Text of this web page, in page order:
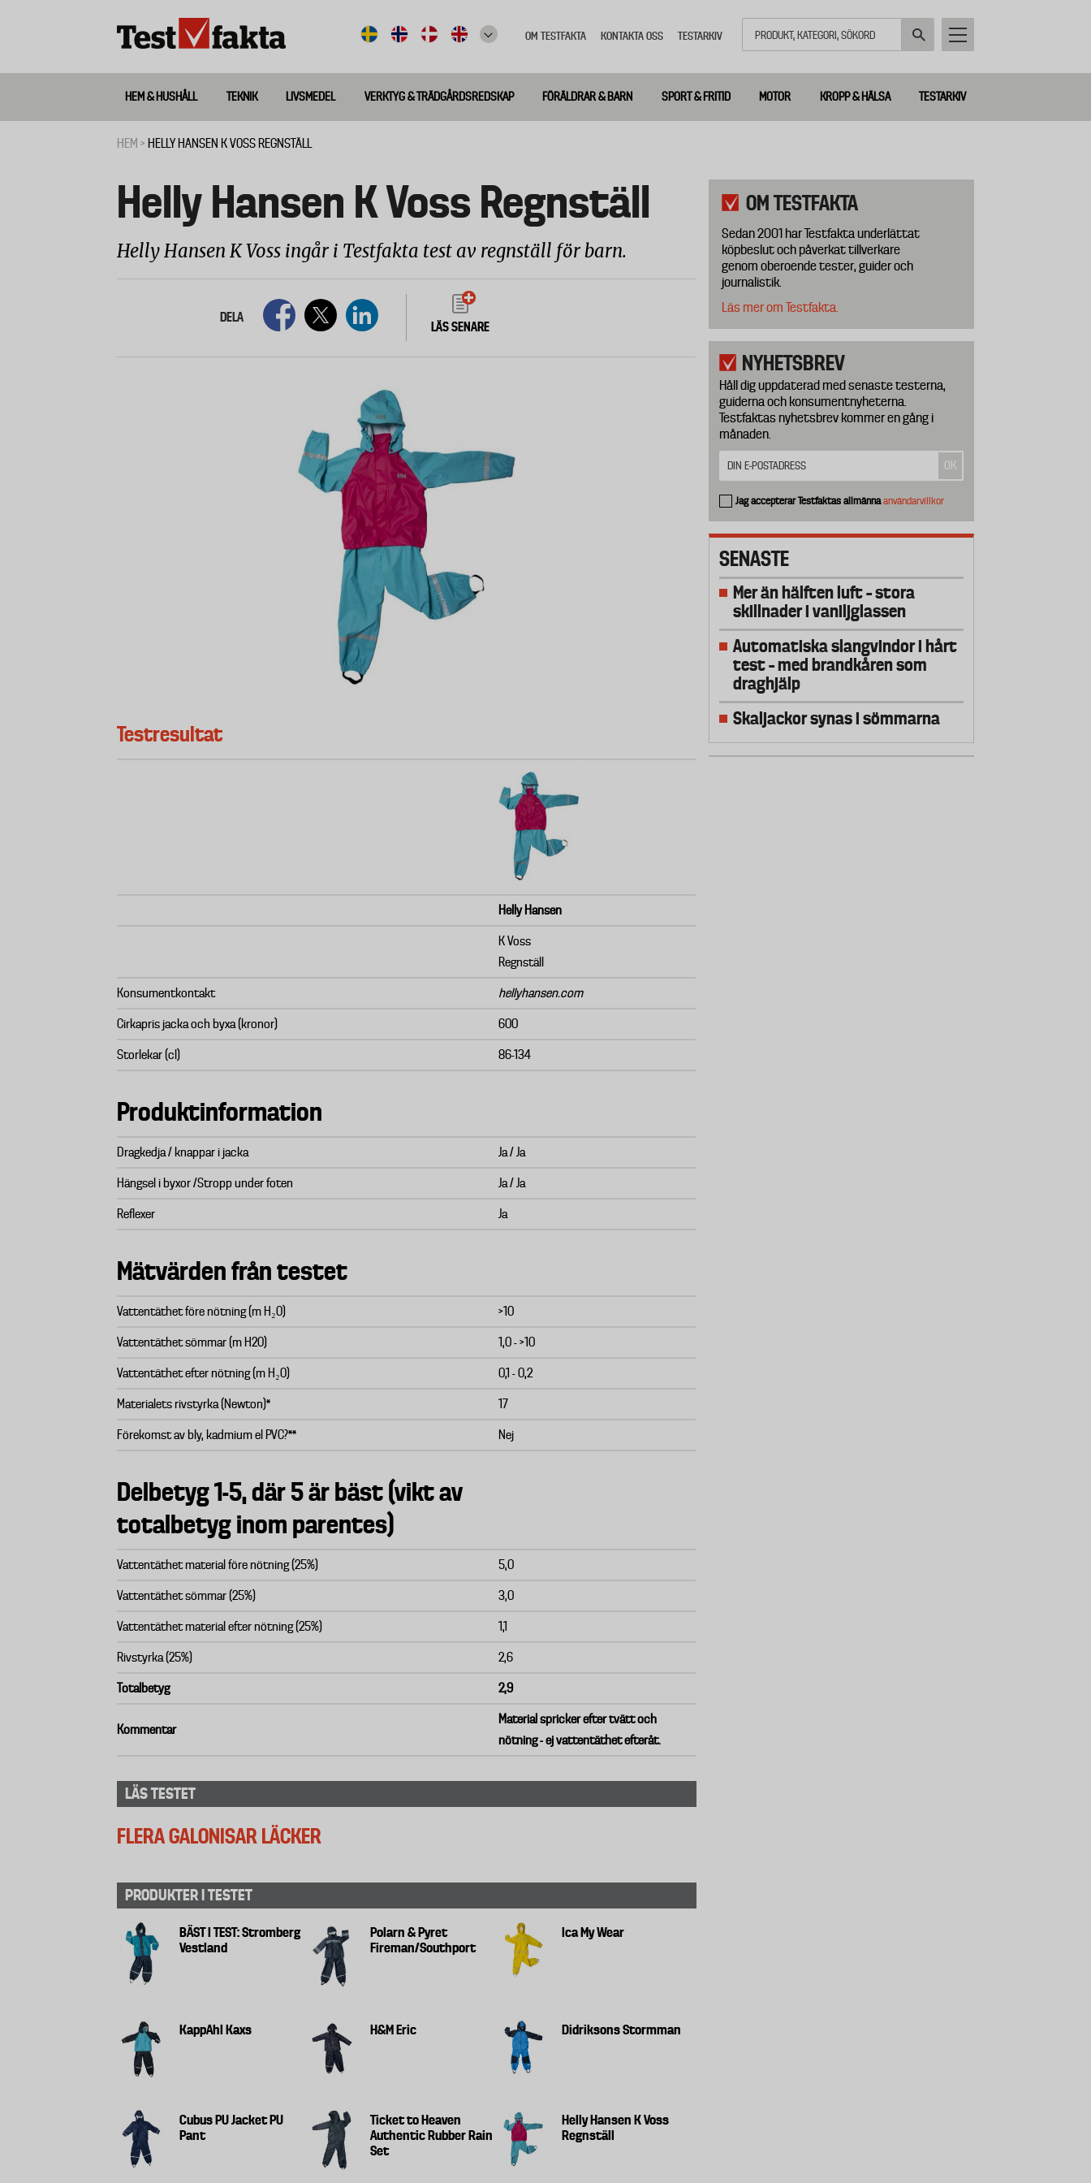
meny
OM TESTFAKTA KONTAKTA OSS TESTARKIV
Huvudmeny
ny
HEM & HUSHÅLL TEKNIK LIVSMEDEL VERKTYG & TRÄDGÅRDSREDSKAP FÖRÄLDRAR & BARN SPORT & FRITID MOTOR KROPP & HÄLSA TESTARKIV
HEM HELLY HANSEN K VOSS REGNSTÄLL
Helly Hansen K Voss Regnställ
Helly Hansen K Voss ingår i Testfakta test av regnställ för barn.
DELA
LÄS SENARE
Testresultat
Helly Hansen
K Voss
Regnställ
Konsumentkontakt hellyhansen.com
Cirkapris jacka och byxa (kronor) 600
Storlekar (cl) 86-134
Produktinformation
Dragkedja / knappar i jacka Ja / Ja
Hängsel i byxor /Stropp under foten Ja / Ja
Reflexer Ja
Mätvärden från testet
Vattentäthet före nötning (m H₂O) >10
Vattentäthet sömmar (m H2O) 1,0 - >10
Vattentäthet efter nötning (m H₂O) 0,1 - 0,2
Materialets rivstyrka (Newton)* 17
Förekomst av bly, kadmium el PVC?** Nej
Delbetyg 1-5, där 5 är bäst (vikt av
totalbetyg inom parentes)
Vattentäthet material före nötning (25%) 5,0
Vattentäthet sömmar (25%) 3,0
Vattentäthet material efter nötning (25%) 1,1
Rivstyrka (25%) 2,6
Totalbetyg 2,9
Kommentar
Material spricker efter tvätt och
nötning - ej vattentäthet efteråt.
LÄS TESTET
FLERA GALONISAR LÄCKER
PRODUKTER I TESTET
BÄST I TEST: Stromberg
Vestland
Polarn & Pyret
Fireman/Southport
Ica My Wear
KappAhl Kaxs H&M Eric Didriksons Stormman
Cubus PU Jacket PU
Pant
Ticket to Heaven
Authentic Rubber Rain
Set
Helly Hansen K Voss
Regnställ
OM TESTFAKTA
Sedan 2001 har Testfakta underlättat
köpbeslut och påverkat tillverkare
genom oberoende tester, guider och
journalistik.
Läs mer om Testfakta.
NYHETSBREV
Håll dig uppdaterad med senaste testerna,
guiderna och konsumentnyheterna.
Testfaktas nyhetsbrev kommer en gång i
månaden.
Jag accepterar Testfaktas allmännaanvändarvillkor
SENASTE
Mer än hälften luft – stora
skillnader i vaniljglassen
Automatiska slangvindor i hårt
test – med brandkåren som
draghjälp
Skaljackor synas i sömmarna